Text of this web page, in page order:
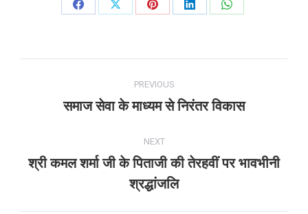
Share
Share
Share
Share
Share
navigation
PREVIOUS
Previous
समाज सेवा के माध्यम से निरंतर विकास
NEXT
Next
post:
श्री कमल शर्मा जी के पिताजी की तेरहवीं पर भावभीनी
श्रद्धांजलि